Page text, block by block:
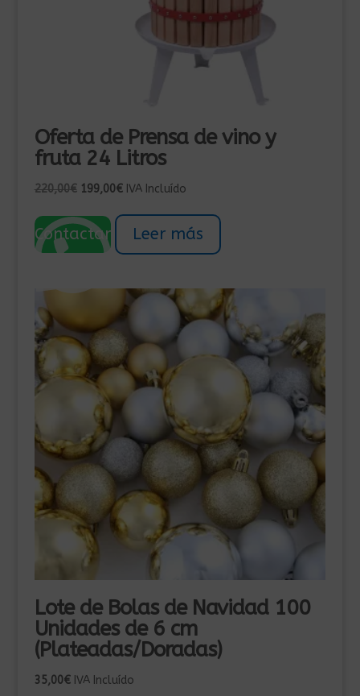
Oferta de Prensa de vino y
fruta 24 Litros
220,00€ El
original
era:
199,00€El
actual
es:
IVA Incluído
Contactar Leer más
Lote de Bolas de Navidad 100
Unidades de 6 cm
(Plateadas/Doradas)
35,00€ IVA Incluído